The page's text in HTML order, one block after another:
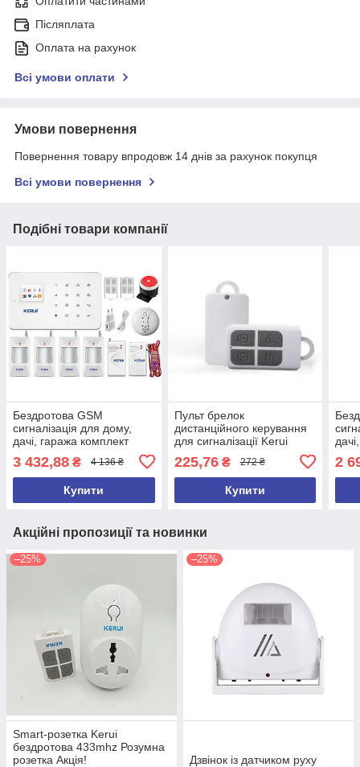
Післяплата
Оплата на рахунок
Всі умови оплати
Умови повернення
Повернення товару впродовж 14 днів за рахунок покупця
Всі умови повернення
Подібні товари компанії
Бездротова GSM
сигналізація для дому,
дачі, гаража комплект
Kerui alarm G18 (Economy
House 4) 433мГц
3 432,88 ₴ 4 136 ₴
Купити
Пульт брелок
дистанційного керування
для сигналізації Kerui
225,76₴ 272 ₴
Купити
2
Акційні пропозиції та новинки
–25%
Smart-розетка Kerui
бездротова 433mhz Розумна
розетка Акція!
–25%
Дзвінок із датчиком руху